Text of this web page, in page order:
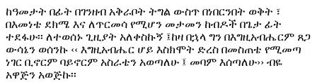
ከዓመታት በፊት በገንዘብ አቅራቦት ትግል ውስጥ በነበርንበት ወቅት ፣
በእመነቴ ደክሜ እና ለጥርመሳ የሚሆን መታመን ከብዶች በጌታ ፊት
ተደፋሁ፡፡ ለተወሰኑ ጊዚያት አለቀስኩኝ ፤ከዛ በኋላ ግን በእግዚአብሔርም ጸጋ
ውሳኔን ወሰንኩ ‹‹ እግዚአብሔር ሆይ እስክሞት ድረስ በመስጠቴ የሚመጣ
ነገር ቢኖርም ባይኖርም አስራቴን አወጣለሁ ፤ መባም እሰጣለሁ›› ብዬ
አዋጅን አወጅኩ፡፡